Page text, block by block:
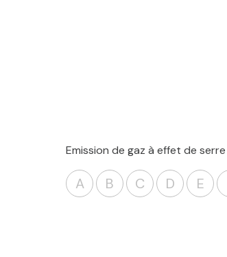
Emission de gaz à effet de serre
A B C D E